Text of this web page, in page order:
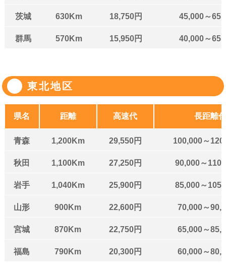
茨城 630Km 18,750円 45,000～
群馬 570Km 15,950円 40,000～
東北地区
県名 距離 高速代 長距離代
青森 1,200Km 29,550円 100,000～
秋田 1,100Km 27,250円 90,000～
岩手 1,040Km 25,900円 85,000～
山形 900Km 22,600円 70,000～
宮城 870Km 22,750円 65,000～
福島 790Km 20,300円 60,000～